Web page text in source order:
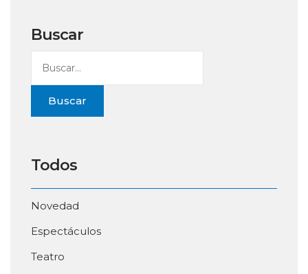
Buscar
Buscar
Todos
Novedad
Espectáculos
Teatro